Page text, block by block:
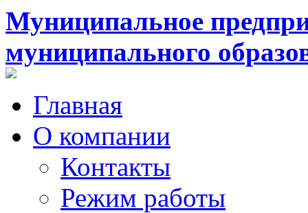
Муниципальное
муниципального
Главная
О компании
Контакты
Режим работы